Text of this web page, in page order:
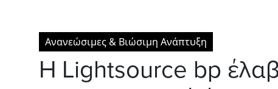
Ανανεώσιμες & Βιώσιμη Ανάπτυξη
Η Lightsource bp